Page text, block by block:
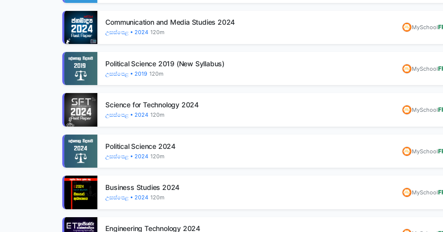
Communication and Media Studies 2024
උසස්පෙළ • 2024 120m
MySchool
Political Science 2019 (New Syllabus)
උසස්පෙළ • 2019 120m
MySchool
Science for Technology 2024
උසස්පෙළ • 2024 120m
MySchool
Political Science 2024
උසස්පෙළ • 2024 120m
MySchool
Business Studies 2024
උසස්පෙළ • 2024 120m
MySchool
Engineering Technology 2024